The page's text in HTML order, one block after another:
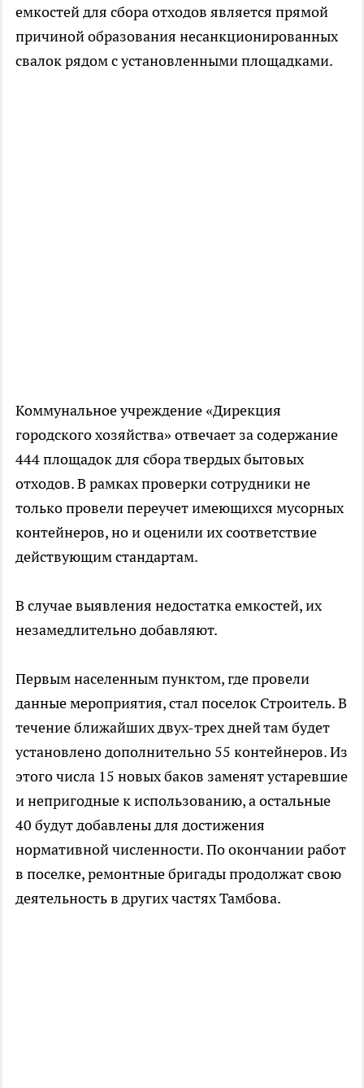
емкостей для сбора отходов является прямой
причиной образования несанкционированных
свалок рядом с установленными площадками.
Коммунальное учреждение «Дирекция
городского хозяйства» отвечает за содержание
444 площадок для сбора твердых бытовых
отходов. В рамках проверки сотрудники не
только провели переучет имеющихся мусорных
контейнеров, но и оценили их соответствие
действующим стандартам.
В случае выявления недостатка емкостей, их
незамедлительно добавляют.
Первым населенным пунктом, где провели
данные мероприятия, стал поселок Строитель. В
течение ближайших двух-трех дней там будет
установлено дополнительно 55 контейнеров. Из
этого числа 15 новых баков заменят устаревшие
и непригодные к использованию, а остальные
40 будут добавлены для достижения
нормативной численности. По окончании работ
в поселке, ремонтные бригады продолжат свою
деятельность в других частях Тамбова.